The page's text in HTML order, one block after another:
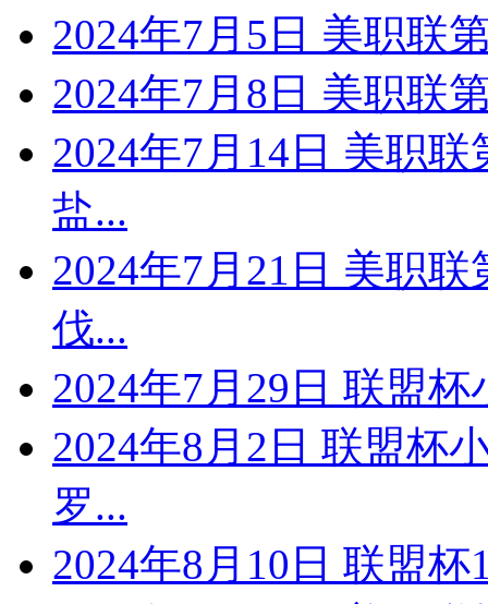
2024年7月5日 美职联
2024年7月8日 美职联
2024年7月14日 美职
盐...
2024年7月21日 美职
伐...
2024年7月29日 联盟
2024年8月2日 联盟杯
罗...
2024年8月10日 联盟